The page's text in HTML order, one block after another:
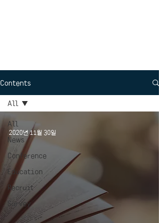
Contents
All
News
Conference
Education
Recruit
Survey
All
2020년 11월 30일